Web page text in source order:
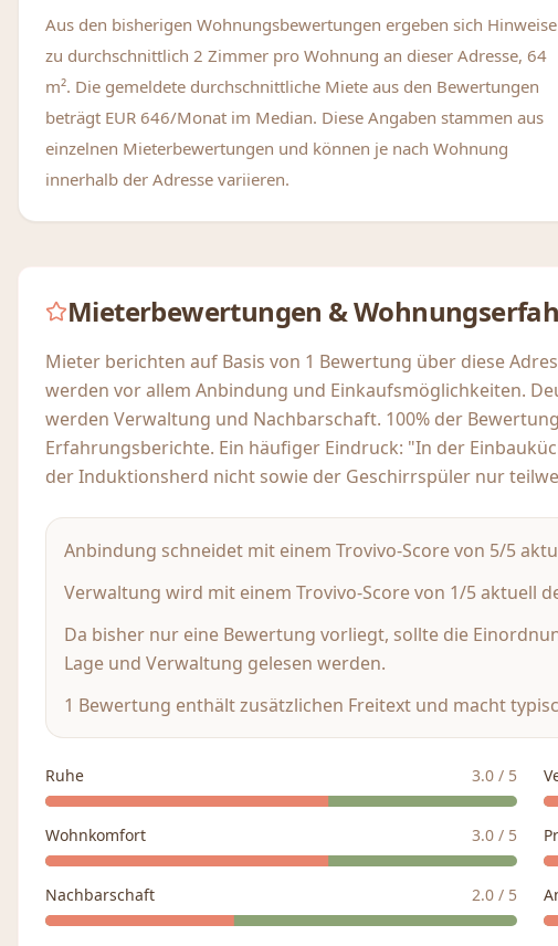
Aus den bisherigen Wohnungsbewertungen ergeben sich Hinweise
zu durchschnittlich 2 Zimmer pro Wohnung an dieser Adresse, 64
m². Die gemeldete durchschnittliche Miete aus den Bewertungen
beträgt EUR 646/Monat im Median. Diese Angaben stammen aus
einzelnen Mieterbewertungen und können je nach Wohnung
innerhalb der Adresse variieren.
Mieterbewertungen &
Mieter berichten auf Basis von 1 Bewertung über diese
werden vor allem Anbindung und Einkaufsmöglichkeiten.
werden Verwaltung und Nachbarschaft. 100% der
Erfahrungsberichte. Ein häufiger Eindruck: "In der
der Induktionsherd nicht sowie der Geschirrspüler nur
Anbindung schneidet mit einem Trovivo-Score von 5/5
Verwaltung wird mit einem Trovivo-Score von 1/5 aktuell
Da bisher nur eine Bewertung vorliegt, sollte die
Lage und Verwaltung gelesen werden.
1 Bewertung enthält zusätzlichen Freitext und macht
Ruhe 3.0 / 5
Wohnkomfort 3.0 / 5
Nachbarschaft 2.0 / 5